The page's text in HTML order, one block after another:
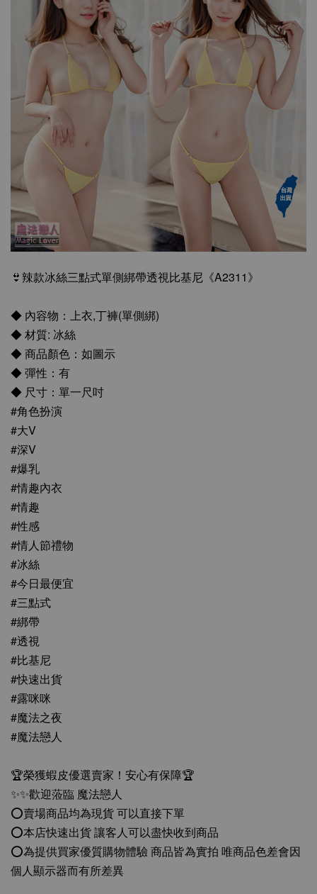
👙辣款冰絲三點式單側綁帶透視比基尼《A2311》
◆ 內容物：上衣,丁褲(單側綁)
◆ 材質: 冰絲
◆ 商品顏色：如圖示
◆ 彈性：有
◆ 尺寸：單一尺吋
#角色扮演
#大V
#深V
#爆乳
#情趣內衣
#情趣
#性感
#情人節禮物
#冰絲
#今日最便宜
#三點式
#綁帶
#透視
#比基尼
#快速出貨
#露咪咪
#魔法之夜
#魔法戀人
🏆榮獲蝦皮優選賣家！安心有保障🏆
✨✨歡迎蒞臨 魔法戀人
⭕️賣場商品均為現貨 可以直接下單
⭕️本店快速出貨 讓客人可以盡快收到商品
⭕️為提供買家優質購物體驗 商品皆為實拍 唯商品色差會因
個人顯示器而有所差異